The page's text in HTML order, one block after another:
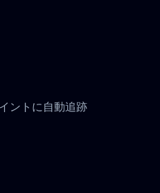
ントに自動追跡